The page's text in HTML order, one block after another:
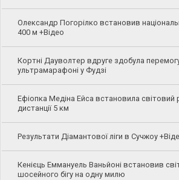
Олександр Погорілко встановив
400 м +Відео
Кортні Дауволтер вдруге здобула
ультрамарафоні у Фудзі
Ефіопка Медіна Ейса встановила світовий
дистанції 5 км
Результати Діамантової ліги в Сучжоу
Кенієць Еммануель Ваньйоні встановив
шосейного бігу на одну милю